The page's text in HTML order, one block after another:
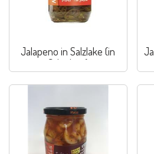
Jalapeno in Salzlake (in
Scheiben)